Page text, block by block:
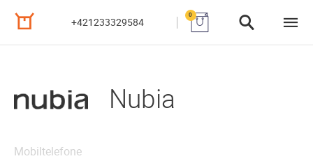
+421233329584
0
Nubia
Mobiltelefone